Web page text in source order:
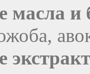
масла и